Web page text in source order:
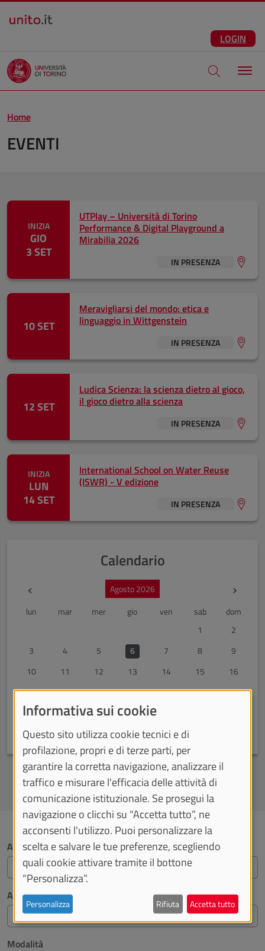
Salta al contenuto principale
LOGIN
Apri modale
Home
EVENTI
Eventi in evidenza
INIZIA
GIO
3 SET
UTPlay – Università di Torino
Performance & Digital Playground a
Mirabilia 2026
IN PRESENZA
10 SET
Meravigliarsi del mondo: etica e
linguaggio in Wittgenstein
IN PRESENZA
12 SET
Ludica Scienza: la scienza dietro al gioco,
il gioco dietro alla scienza
IN PRESENZA
INIZIA
LUN
14 SET
International School on Water Reuse
(ISWR) - V edizione
IN PRESENZA
Calendario
‹ Mese precedente
Agosto 2026 ›
lun mar mer gio ven sab
dom
1
2
3
4 5 6 7 8
9
10
11 12 13 14 15
16
17
18 19 20 21 22
23
24
25 26 27
31
Archivio eventi passati
Filtri di ricerca
Argomento
A chi è rivolto
Modalità
Informativa sui cookie
Questo sito utilizza cookie tecnici e di
profilazione, propri e di terze parti, per
garantire la corretta navigazione, analizzare il
traffico e misurare l'efficacia delle attività di
comunicazione istituzionale. Se prosegui la
navigazione o clicchi su "Accetta tutto”, ne
acconsenti l'utilizzo. Puoi personalizzare la
scelta e salvare le tue preferenze, scegliendo
quali cookie attivare tramite il bottone
“Personalizza”.
Personalizza Rifiuta Accetta tutto